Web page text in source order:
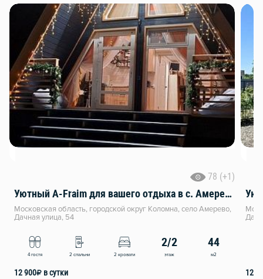
78 (+1)
Уютный A-Fraim для вашего отдыха в с. Амерево
Московская область, городской округ Коломна, село Амерево,
Дачная улица, 54
4 гостя 2 спальни 2 кровати
2/2
этаж
44
м2
12 900₽ в сутки 12